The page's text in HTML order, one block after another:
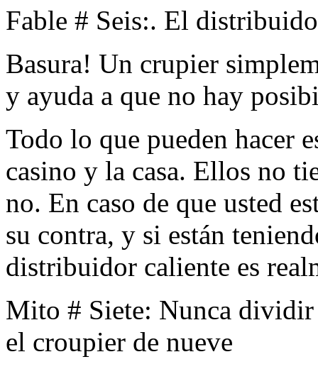
Fable # Seis:. El
Basura! Un crupier
y ayuda a que no hay
Todo lo que pueden hacer
casino y la casa. Ellos no
no. En caso de que usted
su contra, y si están
distribuidor caliente es
Mito # Siete: Nunca dividir
el croupier de nueve